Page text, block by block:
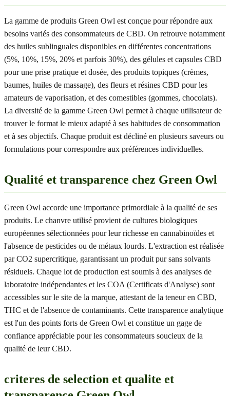
La gamme de produits Green Owl est conçue pour répondre aux
besoins variés des consommateurs de CBD. On retrouve notamment
des huiles sublinguales disponibles en différentes concentrations
(5%, 10%, 15%, 20% et parfois 30%), des gélules et capsules CBD
pour une prise pratique et dosée, des produits topiques (crèmes,
baumes, huiles de massage), des fleurs et résines CBD pour les
amateurs de vaporisation, et des comestibles (gommes, chocolats).
La diversité de la gamme Green Owl permet à chaque utilisateur de
trouver le format le mieux adapté à ses habitudes de consommation
et à ses objectifs. Chaque produit est décliné en plusieurs saveurs ou
formulations pour correspondre aux préférences individuelles.
Qualité et transparence chez Green Owl
Green Owl accorde une importance primordiale à la qualité de ses
produits. Le chanvre utilisé provient de cultures biologiques
européennes sélectionnées pour leur richesse en cannabinoïdes et
l'absence de pesticides ou de métaux lourds. L'extraction est réalisée
par CO2 supercritique, garantissant un produit pur sans solvants
résiduels. Chaque lot de production est soumis à des analyses de
laboratoire indépendantes et les COA (Certificats d'Analyse) sont
accessibles sur le site de la marque, attestant de la teneur en CBD,
THC et de l'absence de contaminants. Cette transparence analytique
est l'un des points forts de Green Owl et constitue un gage de
confiance appréciable pour les consommateurs soucieux de la
qualité de leur CBD.
criteres de selection et qualite et